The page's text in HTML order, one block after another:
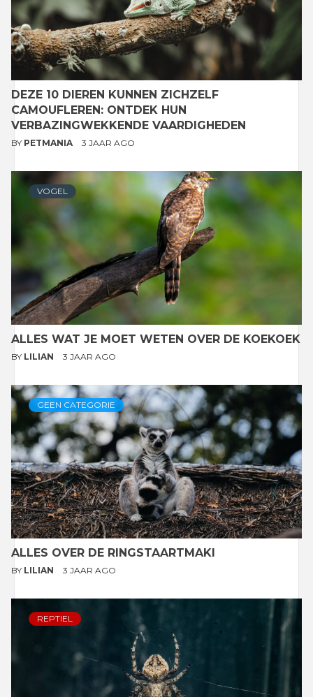
DEZE 10 DIEREN KUNNEN ZICHZELF
CAMOUFLEREN: ONTDEK HUN
VERBAZINGWEKKENDE VAARDIGHEDEN
BY PETMANIA 3 JAAR AGO
VOGEL
ALLES WAT JE MOET WETEN OVER DE KOEKOEK
BY LILIAN 3 JAAR AGO
GEEN CATEGORIE
ALLES OVER DE RINGSTAARTMAKI
BY LILIAN 3 JAAR AGO
REPTIEL